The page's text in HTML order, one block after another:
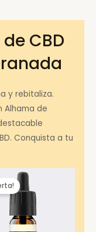
CBD
y rebitaliza.
Alhama de
Conquista a tu